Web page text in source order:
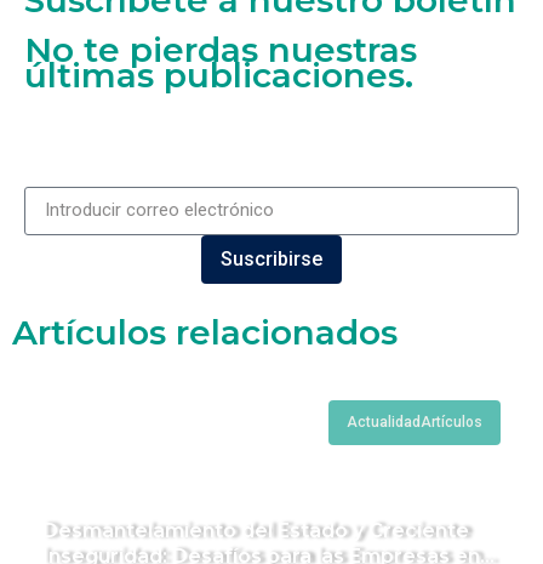
No te pierdas nuestras
últimas publicaciones.
Suscribirse
Artículos relacionados
Actualidad Artículos
Desmantelamiento del Estado y Creciente
Inseguridad: Desafíos para las Empresas en